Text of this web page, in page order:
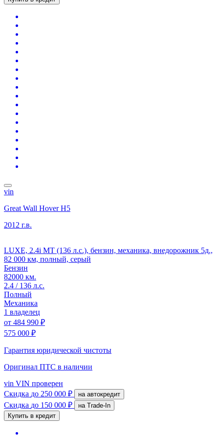
vin
Great Wall Hover H5
2012 г.в.
LUXE, 2.4i MT (136 л.с.), бензин, механика, внедорожник 5д.,
82 000 км, полный, серый
Бензин
82000 км.
2.4 / 136 л.с.
Полный
Механика
1 владелец
от 484 990 ₽
575 000 ₽
Гарантия юридической чистоты
Оригинал ПТС в наличии
vin VIN проверен
Скидка до 250 000 ₽ на автокредит
Скидка до 150 000 ₽
на Trade-In
Купить в кредит